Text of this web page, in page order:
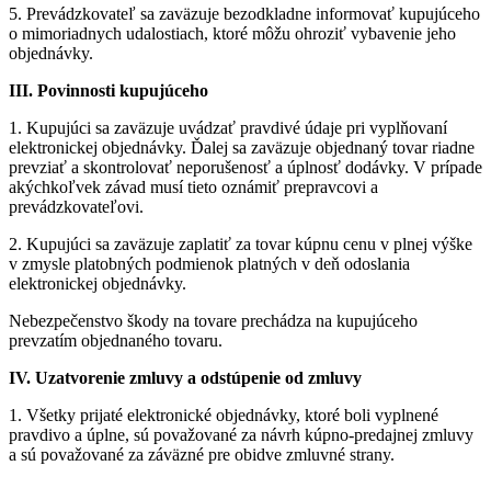
5. Prevádzkovateľ sa zaväzuje bezodkladne informovať kupujúceho
o mimoriadnych udalostiach, ktoré môžu ohroziť vybavenie jeho
objednávky.
III. Povinnosti kupujúceho
1. Kupujúci sa zaväzuje uvádzať pravdivé údaje pri vyplňovaní
elektronickej objednávky. Ďalej sa zaväzuje objednaný tovar riadne
prevziať a skontrolovať neporušenosť a úplnosť dodávky. V prípade
akýchkoľvek závad musí tieto oznámiť prepravcovi a
prevádzkovateľovi.
2. Kupujúci sa zaväzuje zaplatiť za tovar kúpnu cenu v plnej výške
v zmysle platobných podmienok platných v deň odoslania
elektronickej objednávky.
Nebezpečenstvo škody na tovare prechádza na kupujúceho
prevzatím objednaného tovaru.
IV. Uzatvorenie zmluvy a odstúpenie od zmluvy
1. Všetky prijaté elektronické objednávky, ktoré boli vyplnené
pravdivo a úplne, sú považované za návrh kúpno-predajnej zmluvy
a sú považované za záväzné pre obidve zmluvné strany.